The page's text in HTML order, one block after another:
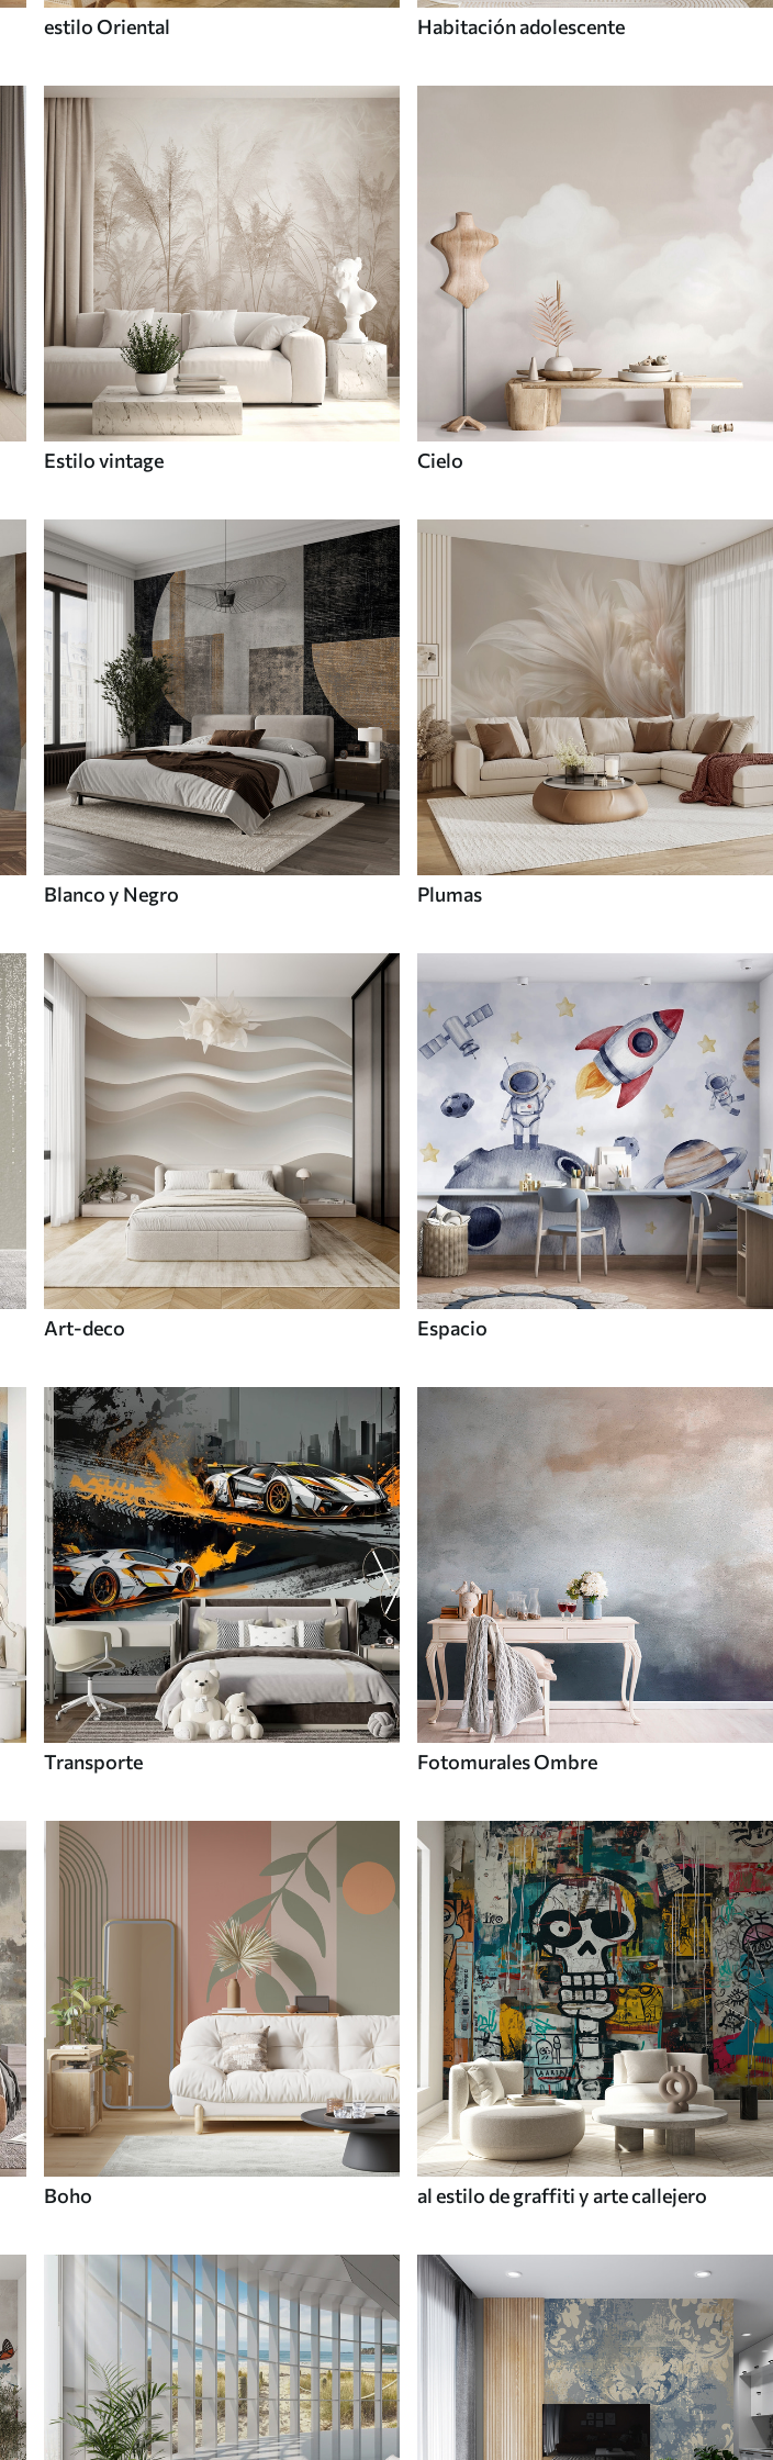
estilo Oriental Habitación adolescente
Estilo vintage Cielo
Blanco y Negro Plumas
Art-deco Espacio
Transporte Fotomurales Ombre
Boho al estilo de graffiti y arte callejero